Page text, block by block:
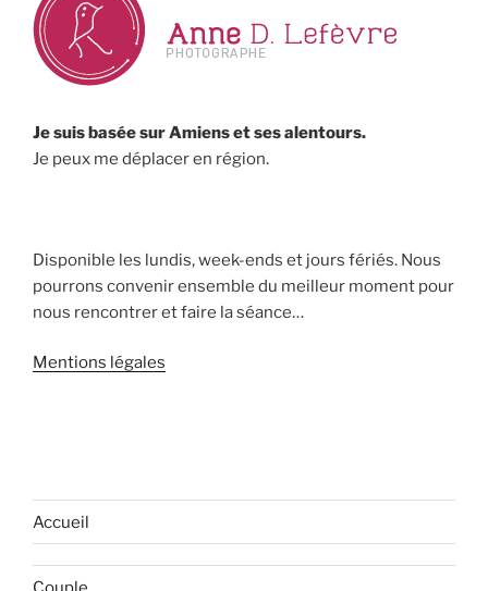
Je suis basée sur Amiens et ses alentours.
Je peux me déplacer en région.
Disponible les lundis, week-ends et jours fériés. Nous
pourrons convenir ensemble du meilleur moment pour
nous rencontrer et faire la séance…
Mentions légales
Accueil